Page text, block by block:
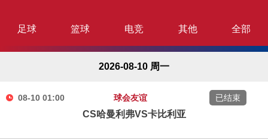
篮球录像 足球资讯 篮球资讯
足球 篮球 电竞 其他 全部
2026-08-10 周一
08-10 01:00 球会友谊
CS哈曼利弗VS卡比利亚
已结束